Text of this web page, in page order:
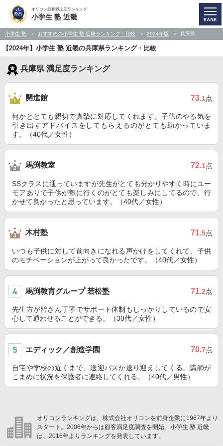
オリコン顧客満足度ランキング
小学生 塾 近畿
小学生 塾 おすすめの小学生 塾 近畿ランキング・比較 2024年版 兵庫県
【2024年】小学生 塾 近畿の兵庫県ランキング・比較
兵庫県 満足度ランキング
開進館 73.1点
何かととても親切で真摯に対応してくれます。子供のやる気を
引き出すアドバイスをしてもらえるのがとても助かっていま
す。（40代／女性）
馬渕教室 72.1点
SSクラスに通っていますが先生がとても分かりやすく時にユー
モアありで子供が塾に行くのがとても楽しみにしてるので、行
かせて良かったと思っています。（40代／女性）
木村塾 71.5点
いつも子供に対して前向きになれる声かけをしてくれて、子供
のモチベーションが上がって良かったです。（40代／女性）
馬渕教育グループ 若松塾 71.2点
先生方が皆さん丁寧でサポート体制もしっかりしているので安
心して通わせることができる。（30代／女性）
エディック／創造学園 70.7点
自宅や学校の近くまで、送迎バスか送り迎えしてくる。講師が
こまめに状況を保護者に連絡してくれる。（40代／男性）
オリコンランキングは、株式会社オリコンを前身企業に1967年より
スタート。2006年からは顧客満足度調査を開始。小学生 塾 近畿
は、2016年よりランキングを発表しています。